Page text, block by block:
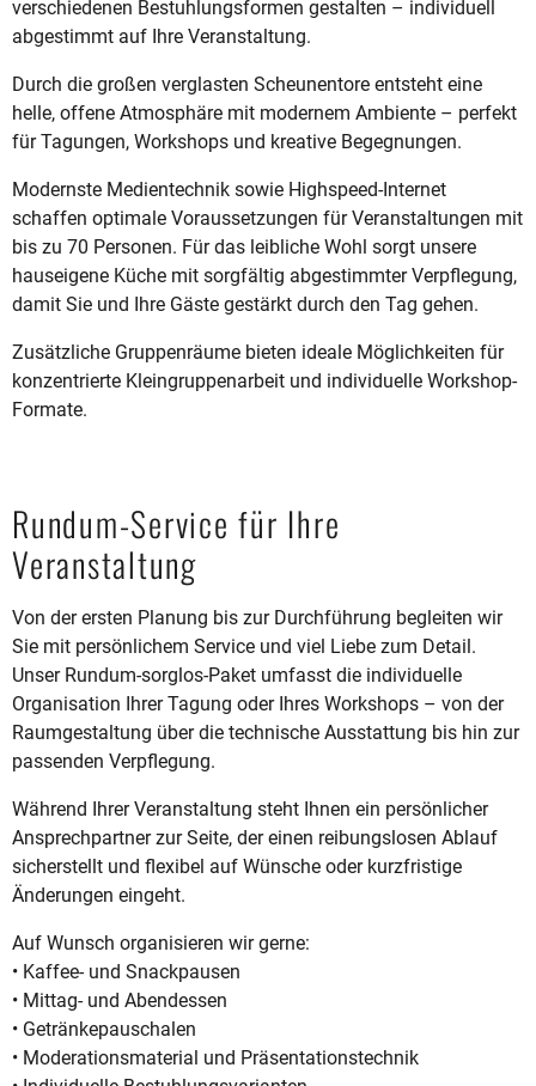
verschiedenen Bestuhlungsformen gestalten – individuell
abgestimmt auf Ihre Veranstaltung.
Durch die großen verglasten Scheunentore entsteht eine
helle, offene Atmosphäre mit modernem Ambiente – perfekt
für Tagungen, Workshops und kreative Begegnungen.
Modernste Medientechnik sowie Highspeed-Internet
schaffen optimale Voraussetzungen für Veranstaltungen mit
bis zu 70 Personen. Für das leibliche Wohl sorgt unsere
hauseigene Küche mit sorgfältig abgestimmter Verpflegung,
damit Sie und Ihre Gäste gestärkt durch den Tag gehen.
Zusätzliche Gruppenräume bieten ideale Möglichkeiten für
konzentrierte Kleingruppenarbeit und individuelle Workshop-
Formate.
Rundum-Service für Ihre
Veranstaltung
Von der ersten Planung bis zur Durchführung begleiten wir
Sie mit persönlichem Service und viel Liebe zum Detail.
Unser Rundum-sorglos-Paket umfasst die individuelle
Organisation Ihrer Tagung oder Ihres Workshops – von der
Raumgestaltung über die technische Ausstattung bis hin zur
passenden Verpflegung.
Während Ihrer Veranstaltung steht Ihnen ein persönlicher
Ansprechpartner zur Seite, der einen reibungslosen Ablauf
sicherstellt und flexibel auf Wünsche oder kurzfristige
Änderungen eingeht.
Auf Wunsch organisieren wir gerne:
• Kaffee- und Snackpausen
• Mittag- und Abendessen
• Getränkepauschalen
• Moderationsmaterial und Präsentationstechnik